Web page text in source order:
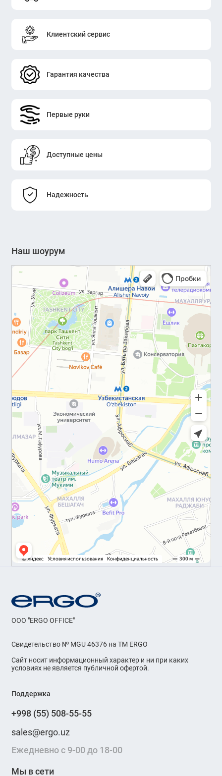
Клиентский сервис
Гарантия качества
Первые руки
Доступные цены
Надежность
Наш шоурум
OOO "ERGO OFFICE"
Свидетельство № MGU 46376 на ТМ ERGO
Сайт носит информационный характер и ни при каких
условиях не является публичной офертой.
Поддержка
+998 (55) 508-55-55
sales@ergo.uz
Ежедневно с 9-00 до 18-00
Мы в сети